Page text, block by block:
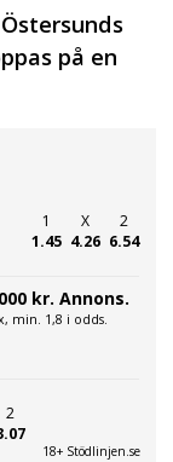
på en
1
1.45
X
4.26
2
6.54
kr. Annons.
min. 1,8 i odds.
2
18+ Stödlinjen.se